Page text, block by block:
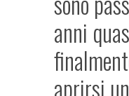
anni
aprirsi